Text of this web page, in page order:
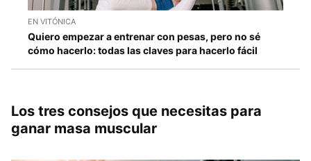
EN VITÓNICA
Quiero empezar a entrenar con pesas, pero no sé
cómo hacerlo: todas las claves para hacerlo fácil
Los tres consejos que necesitas para
ganar masa muscular